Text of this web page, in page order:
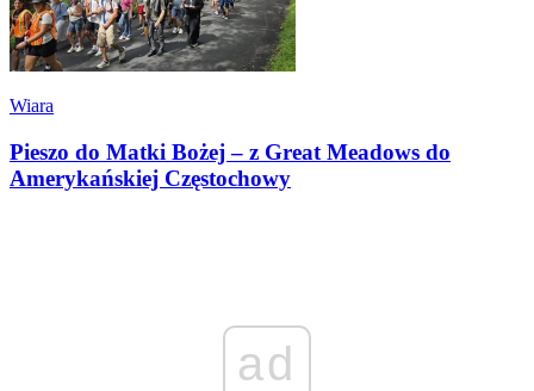
Wiara
Pieszo do Matki Bożej – z Great Meadows do
Amerykańskiej Częstochowy
ad